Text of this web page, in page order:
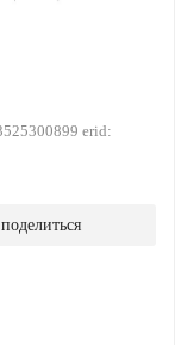
erid:
поделиться